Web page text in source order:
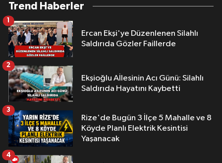
Trend Haberler
Ercan Ekşi'ye Düzenlenen Silahlı
Saldırıda Gözler Faillerde
1
Ekşioğlu Aİlesinin Acı Günü: Silahlı
Saldırıda Hayatını Kaybetti
2
Rize'de Bugün 3 İlçe 5 Mahalle ve 8
Köyde Planlı Elektrik Kesintisi
Yaşanacak
3
4